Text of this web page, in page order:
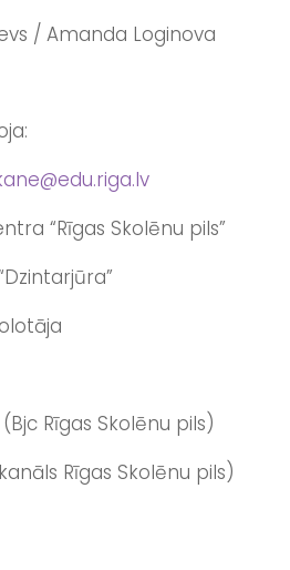
/ Amanda Loginova
“Rīgas Skolēnu pils”
(Bjc Rīgas Skolēnu pils)
Rīgas Skolēnu pils)